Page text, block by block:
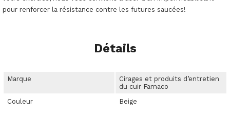
pour renforcer la résistance contre les futures saucées!
Détails
Marque
Cirages et produits d’entretien
du cuir Famaco
Couleur
Beige